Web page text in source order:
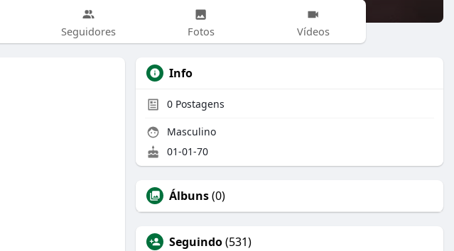
Seguidores Fotos Vídeos
Info
0 Postagens
Masculino
01-01-70
Álbuns(0)
Seguindo(531)